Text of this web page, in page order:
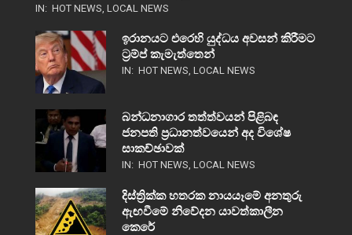
IN: HOT NEWS LOCAL NEWS
ඉරානයට එරෙහි යුද්ධය අවසන් කිරීමට
ට්‍රම්ප් කැමැත්තෙන්
IN: HOT NEWS LOCAL NEWS
බන්ධනාගාර තත්ත්වයන් පිළිබඳ
ජනපති ප්‍රධානත්වයෙන් අද විශේෂ
සාකච්ඡාවක්
IN: HOT NEWS LOCAL NEWS
දිස්ත්‍රික්ක හතරක නායයෑමේ අනතුරු
ඇඟවීමේ නිවේදන යාවත්කාලීන
කෙරේ